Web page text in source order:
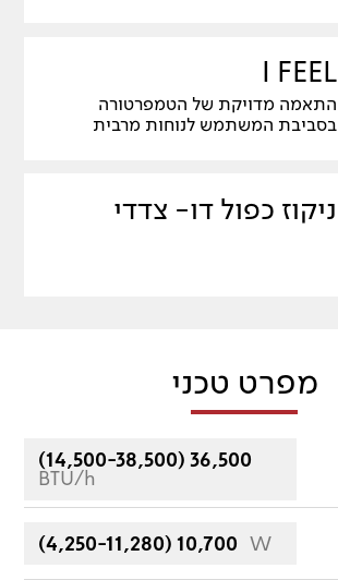
I FEEL
התאמה מדויקת של הטמפרטורה
בסביבת המשתמש לנוחות מרבית
ניקוז כפול דו- צדדי
מפרט טכני
(14,500-38,500) 36,500
BTU/h
(4,250-11,280) 10,700 W